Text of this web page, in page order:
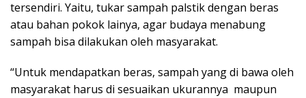
tersendiri. Yaitu, tukar sampah palstik dengan beras
atau bahan pokok lainya, agar budaya menabung
sampah bisa dilakukan oleh masyarakat.
“Untuk mendapatkan beras, sampah yang di bawa oleh
masyarakat harus di sesuaikan ukurannya maupun